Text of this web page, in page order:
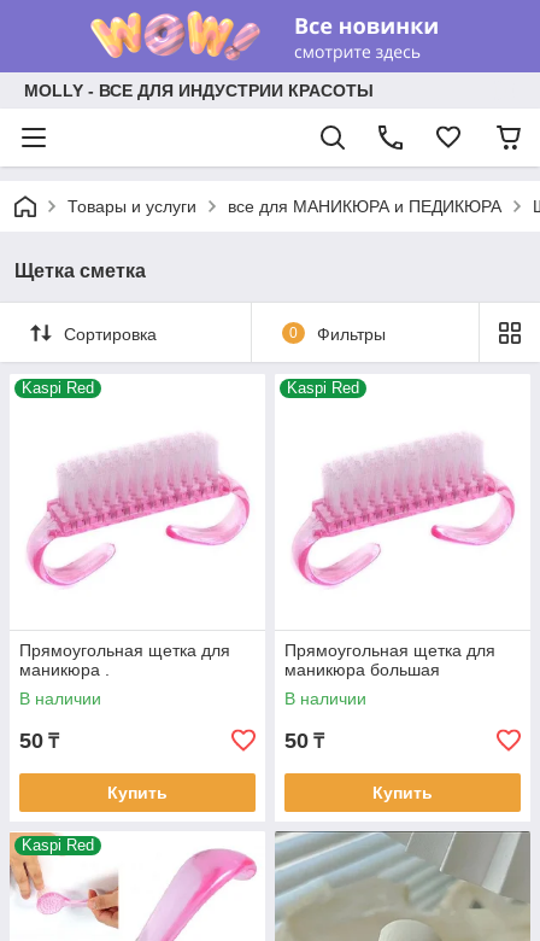
MOLLY - ВСЕ ДЛЯ ИНДУСТРИИ КРАСОТЫ
Товары и услуги все для МАНИКЮРА и ПЕДИКЮРА
Щетка сметка
Сортировка 0 Фильтры
Kaspi Red
Прямоугольная щетка для
маникюра .
В наличии
50 ₸
Купить
Kaspi Red
Прямоугольная щетка для
маникюра большая
В наличии
50 ₸
Купить
Kaspi Red